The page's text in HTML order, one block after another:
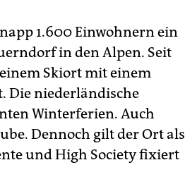
1.600 Einwohnern ein
in den Alpen. Seit
Skiort mit einem
Die niederländische
Winterferien. Auch
Dennoch gilt der Ort als
und High Society fixiert